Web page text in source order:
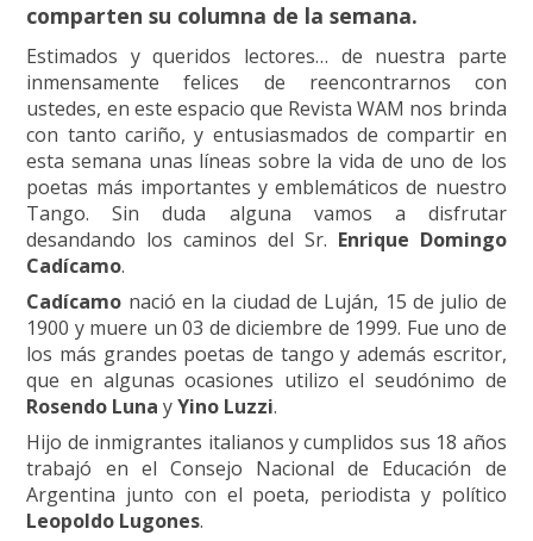
comparten su columna de la semana.
Estimados y queridos lectores… de nuestra parte
inmensamente felices de reencontrarnos con
ustedes, en este espacio que Revista WAM nos brinda
con tanto cariño, y entusiasmados de compartir en
esta semana unas líneas sobre la vida de uno de los
poetas más importantes y emblemáticos de nuestro
Tango. Sin duda alguna vamos a disfrutar
desandando los caminos del Sr. Enrique Domingo
Cadícamo.
Cadícamo nació en la ciudad de Luján, 15 de julio de
1900 y muere un 03 de diciembre de 1999. Fue uno de
los más grandes poetas de tango y además escritor,
que en algunas ocasiones utilizo el seudónimo de
Rosendo Luna yYino Luzzi.
Hijo de inmigrantes italianos y cumplidos sus 18 años
trabajó en el Consejo Nacional de Educación de
Argentina junto con el poeta, periodista y político
Leopoldo Lugones.